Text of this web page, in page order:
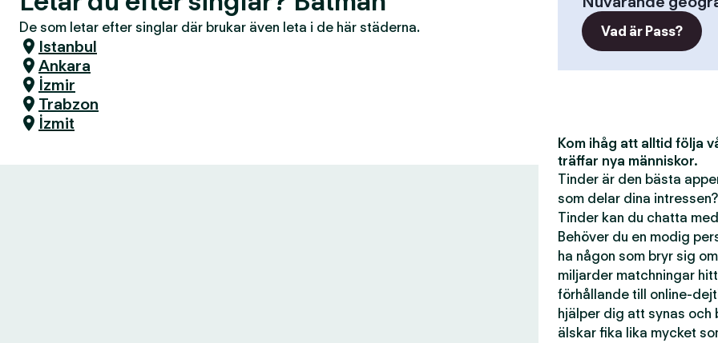
De som letar efter singlar där brukar även leta i de här städerna.
Istanbul
Ankara
İzmir
Trabzon
İzmit
Vad är Pass?
Kom ihåg att alltid följa
träffar nya människor.
Tinder är den bästa
som delar dina
Tinder kan du chatta
Behöver du en modig
ha någon som bryr sig
miljarder matchningar
förhållande till online-
hjälper dig att synas och
älskar fika lika mycket